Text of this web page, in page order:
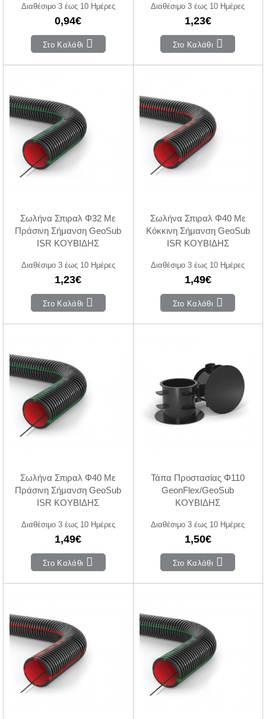
Διαθέσιμο 3 έως 10 Ημέρες
0,94€
Στο Καλάθι
Διαθέσιμο 3 έως 10 Ημέρες
1,23€
Στο Καλάθι
Σωλήνα Σπιραλ Φ32 Με
Πράσινη Σήμανση GeoSub
ISR ΚΟΥΒΙΔΗΣ
Διαθέσιμο 3 έως 10 Ημέρες
1,23€
Στο Καλάθι
Σωλήνα Σπιραλ Φ40 Με
Κόκκινη Σήμανση GeoSub
ISR ΚΟΥΒΙΔΗΣ
Διαθέσιμο 3 έως 10 Ημέρες
1,49€
Στο Καλάθι
Σωλήνα Σπιραλ Φ40 Με
Πράσινη Σήμανση GeoSub
ISR ΚΟΥΒΙΔΗΣ
Διαθέσιμο 3 έως 10 Ημέρες
1,49€
Στο Καλάθι
Τάπα Προστασίας Φ110
GeonFlex/GeoSub
ΚΟΥΒΙΔΗΣ
Διαθέσιμο 3 έως 10 Ημέρες
1,50€
Στο Καλάθι